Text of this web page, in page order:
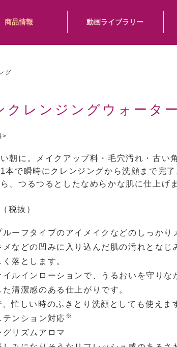
商品情報 動画ライブラリー
グ
クレンジングウォーター
>
朝に。メイクアップ料・毛穴汚れ・古い
本で瞬時にクレンジングから洗顔まで完了
、つるつるとしたなめらかな肌に仕上げ
税抜）
ルーフタイプのアイメイクなどのしっかり
メなどの凹みに入り込んだ肌の汚れとなじ
落とします。
ルインローションで、うるおいを守りな
清潔感のある仕上がりです。
忙しい時のふきとり洗顔としても使えま
テンション対応 ※
グリズムアロマ